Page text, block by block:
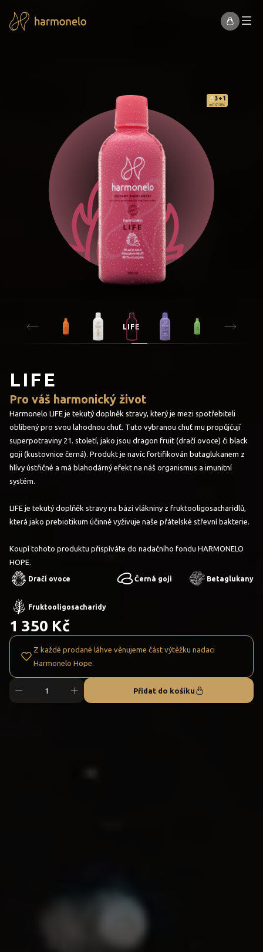
3+1
od 1 013 Kč
LIFE
LIFE
Pro váš harmonický život
Harmonelo LIFE je tekutý doplněk stravy, který je mezi spotřebiteli
oblíbený pro svou lahodnou chuť. Tuto vybranou chuť mu propůjčují
superpotraviny 21. století, jako jsou dragon fruit (dračí ovoce) či black
goji (kustovnice černá). Produkt je navíc fortifikován butaglukanem z
hlívy ústřičné a má blahodárný efekt na náš organismus a imunitní
systém.
LIFE je tekutý doplňěk stravy na bázi vlákniny z fruktooligosacharidlů,
která jako prebiotikum účinně vyživuje naše přátelské střevní bakterie.
Koupí tohoto produktu přispíváte do nadačního fondu HARMONELO
HOPE.
Dračí ovoce Černá goji Betaglukany
Fruktooligosacharidy
1 350 Kč
Z každé prodané láhve věnujeme část výtěžku nadaci
Harmonelo Hope.
Přidat do košíku